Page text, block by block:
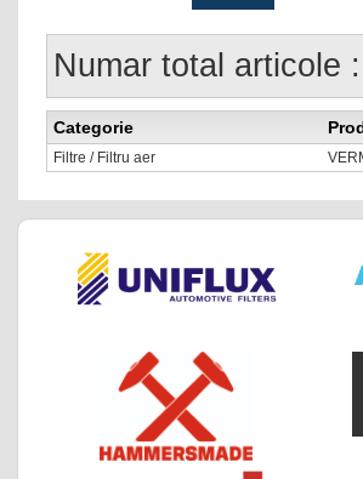
Numar total articole
Categorie
Filtre / Filtru aer